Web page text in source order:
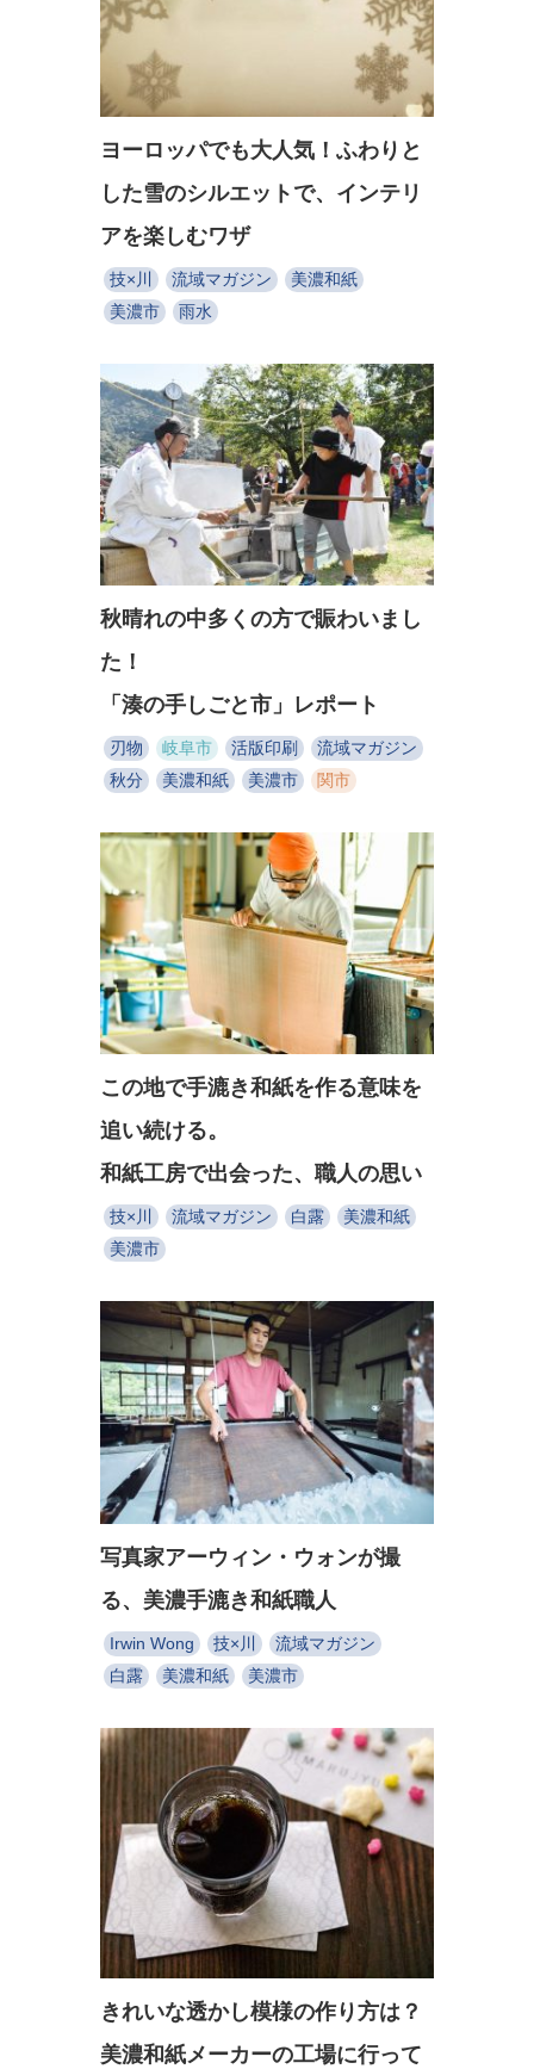
ヨーロッパでも大人気！ふわりと
した雪のシルエットで、インテリ
アを楽しむワザ
技×川 流域マガジン
美濃和紙
美濃市
雨水
秋晴れの中多くの方で賑わいまし
た！
「湊の手しごと市」レポート
刃物 岐阜市 活版印刷
流域マガジン
秋分
美濃和紙 美濃市 関市
この地で手漉き和紙を作る意味を
追い続ける。
和紙工房で出会った、職人の思い
技×川 流域マガジン 白露
美濃和紙
美濃市
写真家アーウィン・ウォンが撮
る、美濃手漉き和紙職人
Irwin Wong 技×川
流域マガジン
白露
美濃和紙 美濃市
きれいな透かし模様の作り方は？
美濃和紙メーカーの工場に行って